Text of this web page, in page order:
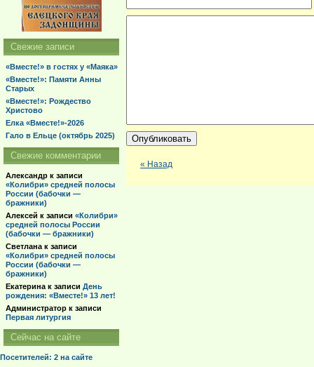
« Назад
Свежие записи
«Вместе!» в гостях у «Маяка»
«Вместе!»: Памяти Анны
Старых
«Вместе!»: Рождество
Христово
Елка «Вместе!»-2026
Гало в Ельце (октябрь 2025)
Свежие комментарии
Александр к записи
«Колибри» средней полосы
России (бабочки —
бражники)
Алексей к записи «Колибри»
средней полосы России
(бабочки — бражники)
Светлана к записи
«Колибри» средней полосы
России (бабочки —
бражники)
Екатерина к записи День
рождения: «Вместе!» 13 лет!
Администратор к записи
Первая литургия
Сейчас на сайте
Посетителей: 2 на сайте